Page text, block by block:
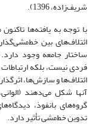
شریف‌زاده، 1396).
با توجه به یافته‌ها
ائتلاف‌های بین
ساختار جامعه وجود
فردی نیست، بلکه
ائتلاف‌ها و سازش‌ها،
گروه‌های بانفوذ،
تدوین خط‌مشی تأثیر دارد.